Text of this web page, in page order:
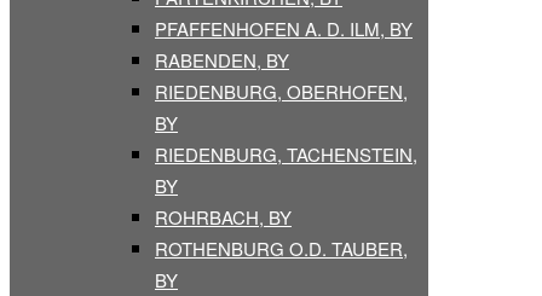
PFAFFENHOFEN A. D. ILM, BY
RABENDEN, BY
RIEDENBURG, OBERHOFEN,
BY
RIEDENBURG, TACHENSTEIN,
BY
ROHRBACH, BY
ROTHENBURG O.D. TAUBER,
BY